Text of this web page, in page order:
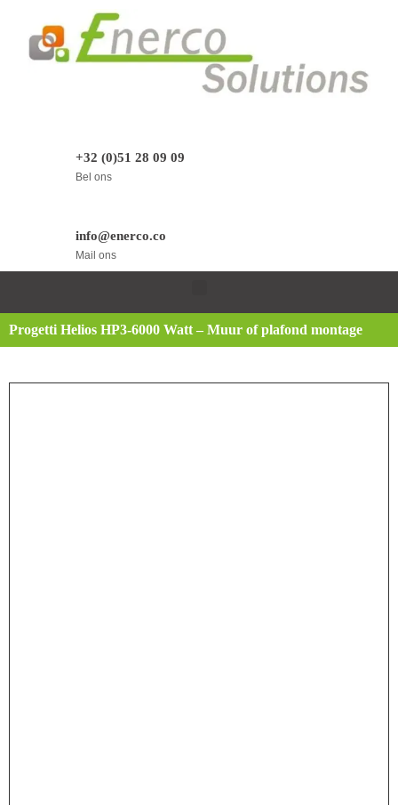
+32 (0)51 28 09 09
Bel ons
info@enerco.co
Mail ons
Progetti Helios HP3-6000 Watt – Muur of plafond montage